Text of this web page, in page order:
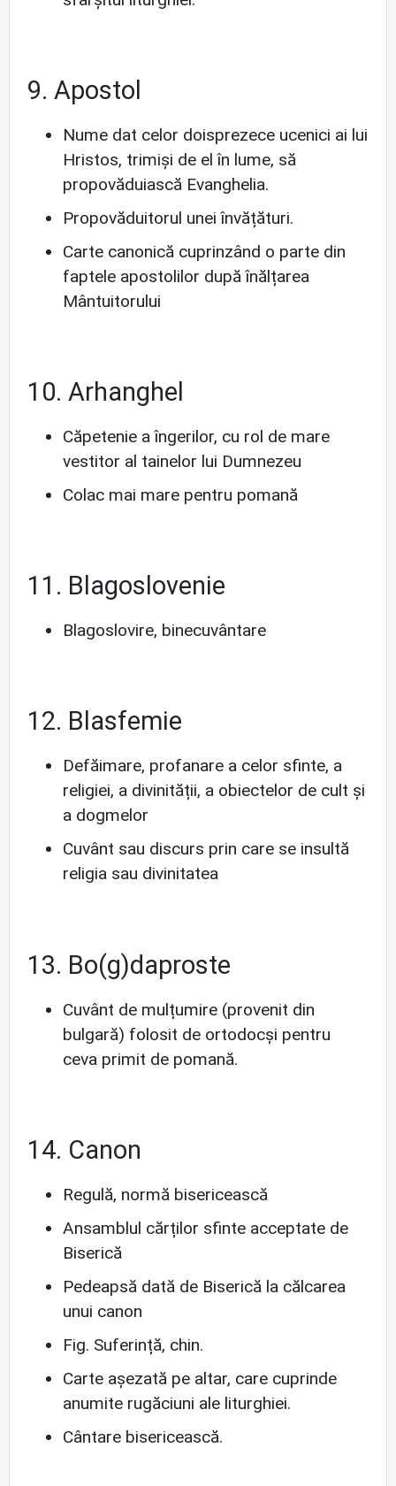
9. Apostol
Nume dat celor doisprezece ucenici ai lui
Hristos, trimiși de el în lume, să
propovăduiască Evanghelia.
Propovăduitorul unei învățături.
Carte canonică cuprinzând o parte din
faptele apostolilor după înălțarea
Mântuitorului
10. Arhanghel
Căpetenie a îngerilor, cu rol de mare
vestitor al tainelor lui Dumnezeu
Colac mai mare pentru pomană
11. Blagoslovenie
Blagoslovire, binecuvântare
12. Blasfemie
Defăimare, profanare a celor sfinte, a
religiei, a divinității, a obiectelor de cult și
a dogmelor
Cuvânt sau discurs prin care se insultă
religia sau divinitatea
13. Bo(g)daproste
Cuvânt de mulțumire (provenit din
bulgară) folosit de ortodocși pentru
ceva primit de pomană.
14. Canon
Regulă, normă bisericească
Ansamblul cărților sfinte acceptate de
Biserică
Pedeapsă dată de Biserică la călcarea
unui canon
Fig. Suferință, chin.
Carte așezată pe altar, care cuprinde
anumite rugăciuni ale liturghiei.
Cântare bisericească.